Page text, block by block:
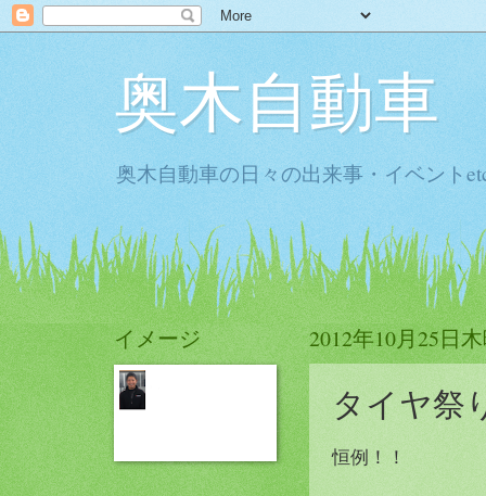
奥木自動車
奥木自動車の日々の出来事・イベント
2012年10月25日
タイヤ
恒例！！
イメージ